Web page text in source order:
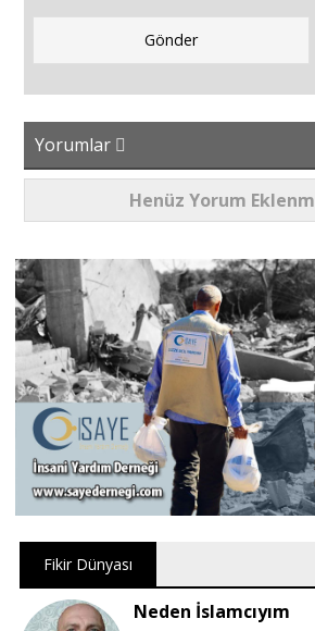
Yorumlar
Henüz Yorum
Fikir Dünyası
Neden İslamcıyım